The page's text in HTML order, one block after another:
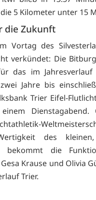
5 Kilometer unter 15
die Zukunft
Vortag des
verkündet: Die
das im Jahresverlauf
Jahre bis
Trier Eifel-
des
bekommt die
Krause und Olivia
Trier.